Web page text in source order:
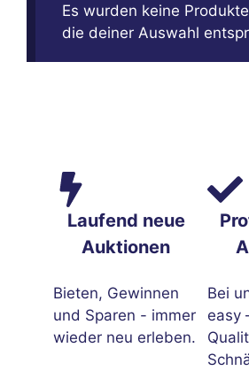
Es wurden keine
die deiner Auswahl
Laufend neue
Auktionen
Bieten, Gewinnen
und Sparen - immer
wieder neu erleben.
Bei
easy